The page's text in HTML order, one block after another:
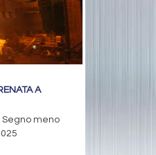
A
Segno meno